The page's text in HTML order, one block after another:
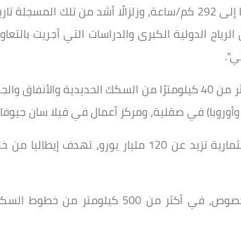
صُمم الجسر لتحمل رياحًا تصل سرعتها إلى 292 كم/ساعة، وزلزالًا
الدولية الكبرى والدراسات التي أجريت
ومن المقرر تنفيذ أعمال تكميلية لأكثر من 40 كيلومترًا من السكك
وأوروبا) في صقلية، ومركز أعمال في فيلا سان
يُعد هذا المشروع جزءًا من خطة استثمارية تزيد عن 120
وتشارك شركة "ويبلد"، على وجه الخصوص، في